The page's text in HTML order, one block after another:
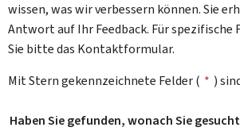
wissen, was wir verbessern können. Sie
Antwort auf Ihr Feedback. Für spezifische
Sie bitte das Kontaktformular.
Mit Stern gekennzeichnete Felder ( * )
Haben Sie gefunden, wonach Sie